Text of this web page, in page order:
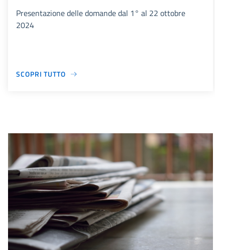
Presentazione delle domande dal 1° al 22 ottobre
2024
SCOPRI TUTTO